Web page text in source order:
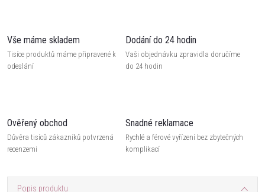
Vše máme skladem
Tisíce produktů máme připravené k
odeslání
Dodání do 24 hodin
Vaši objednávku zpravidla doručíme
do 24 hodin
Ověřený obchod
Důvěra tisíců zákazníků potvrzená
recenzemi
Snadné reklamace
Rychlé a férové vyřízení bez zbytečných
komplikací
Popis produktu